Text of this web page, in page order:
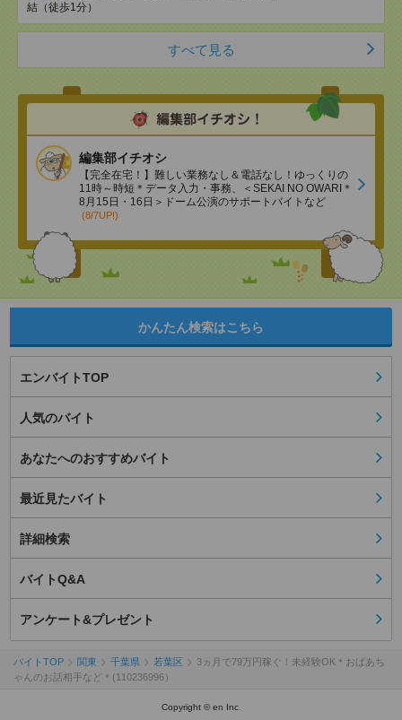
結（徒歩1分）
すべて見る
編集部イチオシ
【完全在宅！】難しい業務なし＆電話なし！ゆっくりの
11時～時短＊データ入力・事務、＜SEKAI NO OWARI＊
8月15日・16日＞ドーム公演のサポートバイトなど
(8/7UP!)
かんたん検索はこちら
エンバイトTOP
人気のバイト
あなたへのおすすめバイト
最近見たバイト
詳細検索
バイトQ&A
アンケート&プレゼント
バイトTOP 関東 千葉県 若葉区
3ヵ月で79万円稼ぐ！未経験OK＊おばあち
ゃんのお話相手など＊(110236996）
Copyright © en Inc.